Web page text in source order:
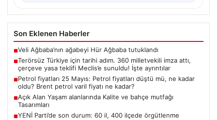
Son Eklenen Haberler
■Veli Ağbaba’nın ağabeyi Hür Ağbaba tutuklandı
■Terörsüz Türkiye için tarihi adım. 360 milletvekili imza attı,
çerçeve yasa teklifi Meclis’e sunuldu! İşte ayrıntılar
■Petrol fiyatları 25 Mayıs: Petrol fiyatları düştü mü, ne kadar
oldu? Brent petrol varil fiyatı ne kadar?
■Açık Alan Yaşam alanlarında Kalite ve bahçe mutfağı
Tasarımları
■YENİ Parti’de son durum: 60 il, 400 ilçede örgütlenme